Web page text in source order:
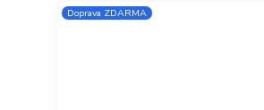
Doprava ZDARMA